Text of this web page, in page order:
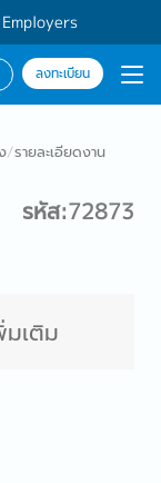
Employers
ลงทะเบียน
/รายละเอียดงาน
รหัส:72873
เติม